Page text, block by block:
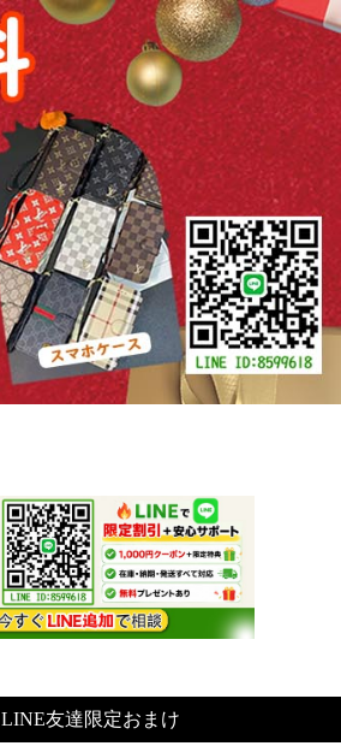
LINE友達限定おまけ